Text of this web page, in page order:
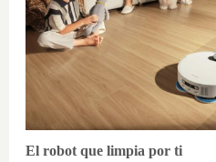
El robot que limpia por ti